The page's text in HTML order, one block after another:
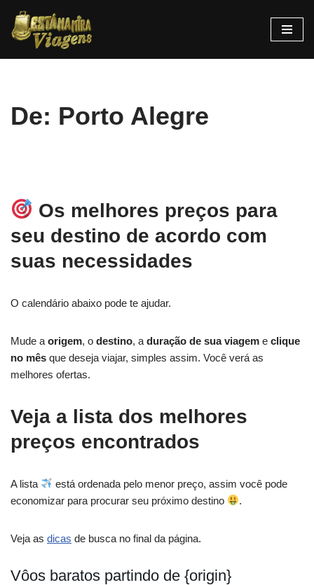
Pular
De: Porto Alegre
Os melhores preços para
seu destino de acordo com
suas necessidades
O calendário abaixo pode te ajudar.
Mude a origem, o destino, a duração de sua viagem e clique
no mês que deseja viajar, simples assim. Você verá as
melhores ofertas.
Veja a lista dos melhores
preços encontrados
A lista
está ordenada pelo menor preço, assim você pode
economizar para procurar seu próximo destino
.
Veja as dicas de busca no final da página.
Vôos baratos partindo de {origin}